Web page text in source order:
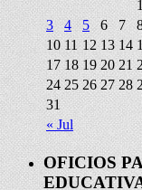
« Jul
3
4 5 6 7
10 11 12 13 14
17 18 19 20 21
24 25 26 27 28
31
OFICIOS